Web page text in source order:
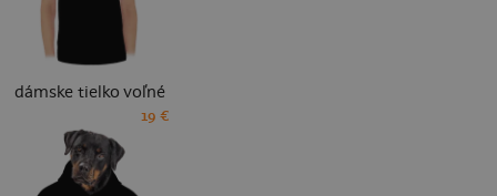
dámske tielko voľné
19 €